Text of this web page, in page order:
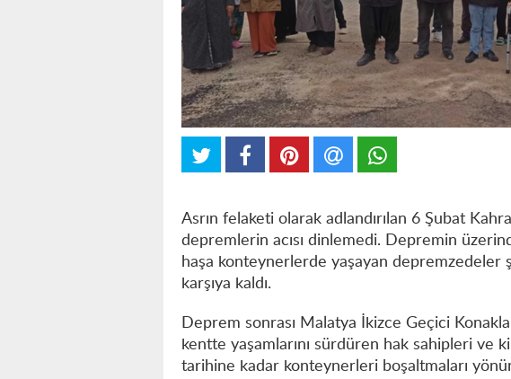
Asrın felaketi olarak adlandırılan 6 Şubat
depremlerin acısı dinlemedi. Depremin
haşa konteynerlerde yaşayan depremzedeler
karşıya kaldı.
Deprem sonrası Malatya İkizce Geçici
kentte yaşamlarını sürdüren hak sahipleri ve
tarihine kadar konteynerleri boşaltmaları